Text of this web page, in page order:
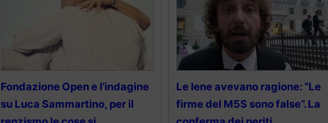
Fondazione Open e l’indagine
su Luca Sammartino, per il
Le Iene avevano ragione: “Le
firme del M5S sono false”. La